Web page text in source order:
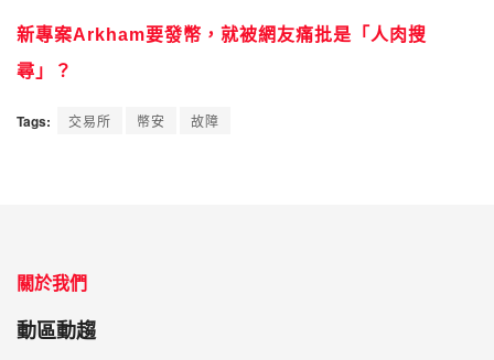
新專案Arkham要發幣，就被網友痛批是「人肉搜
尋」？
Tags: 交易所 幣安 故障
關於我們
動區動趨